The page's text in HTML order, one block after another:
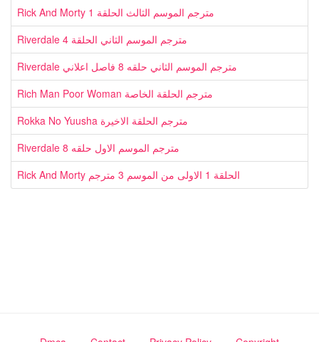
Rick And Morty مترجم الموسم الثالث الحلقة 1
Riverdale مترجم الموسم الثاني الحلقة 4
Riverdale مترجم الموسم الثاني حلقه 8 فاصل اعلاني
Rich Man Poor Woman مترجم الحلقة الخاصة
Rokka No Yuusha مترجم الحلقة الاخيرة
Riverdale مترجم الموسم الاول حلقه 8
Rick And Morty الحلقة 1 الاولى من الموسم 3 مترجم